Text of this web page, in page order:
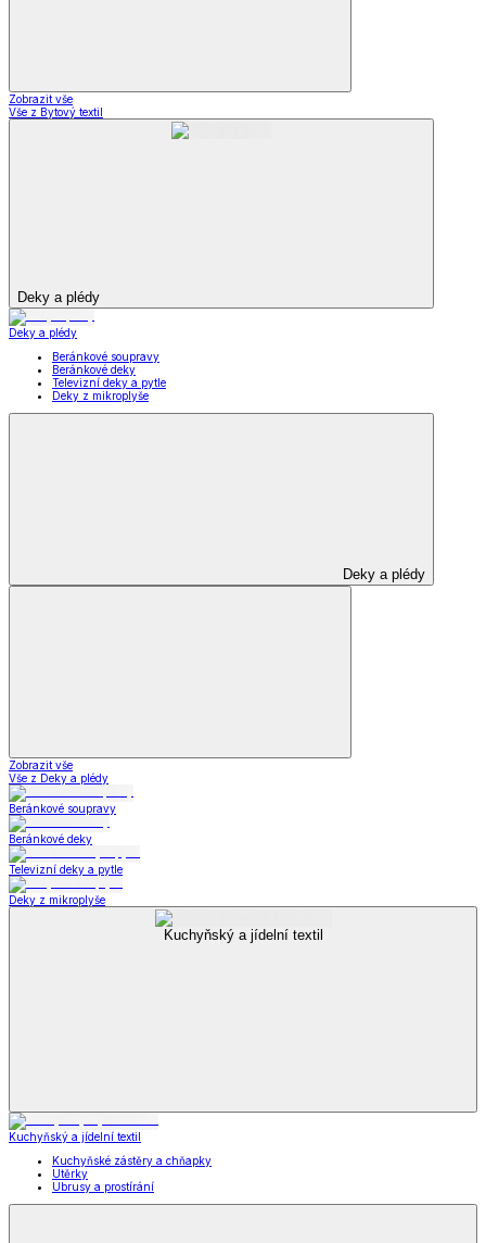
Zobrazit vše
Vše z Bytový textil
Deky a plédy
Deky a plédy
Beránkové soupravy
Beránkové deky
Televizní deky a pytle
Deky z mikroplyše
Deky a plédy
Zobrazit vše
Vše z Deky a plédy
Beránkové soupravy
Beránkové deky
Televizní deky a pytle
Deky z mikroplyše
Kuchyňský a jídelní textil
Kuchyňský a jídelní textil
Kuchyňské zástěry a chňapky
Utěrky
Ubrusy a prostírání